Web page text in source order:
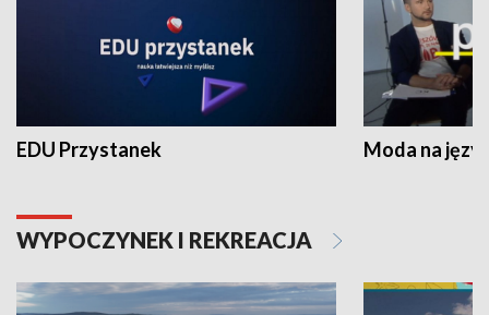
EDU Przystanek Moda na
WYPOCZYNEK I REKREACJA